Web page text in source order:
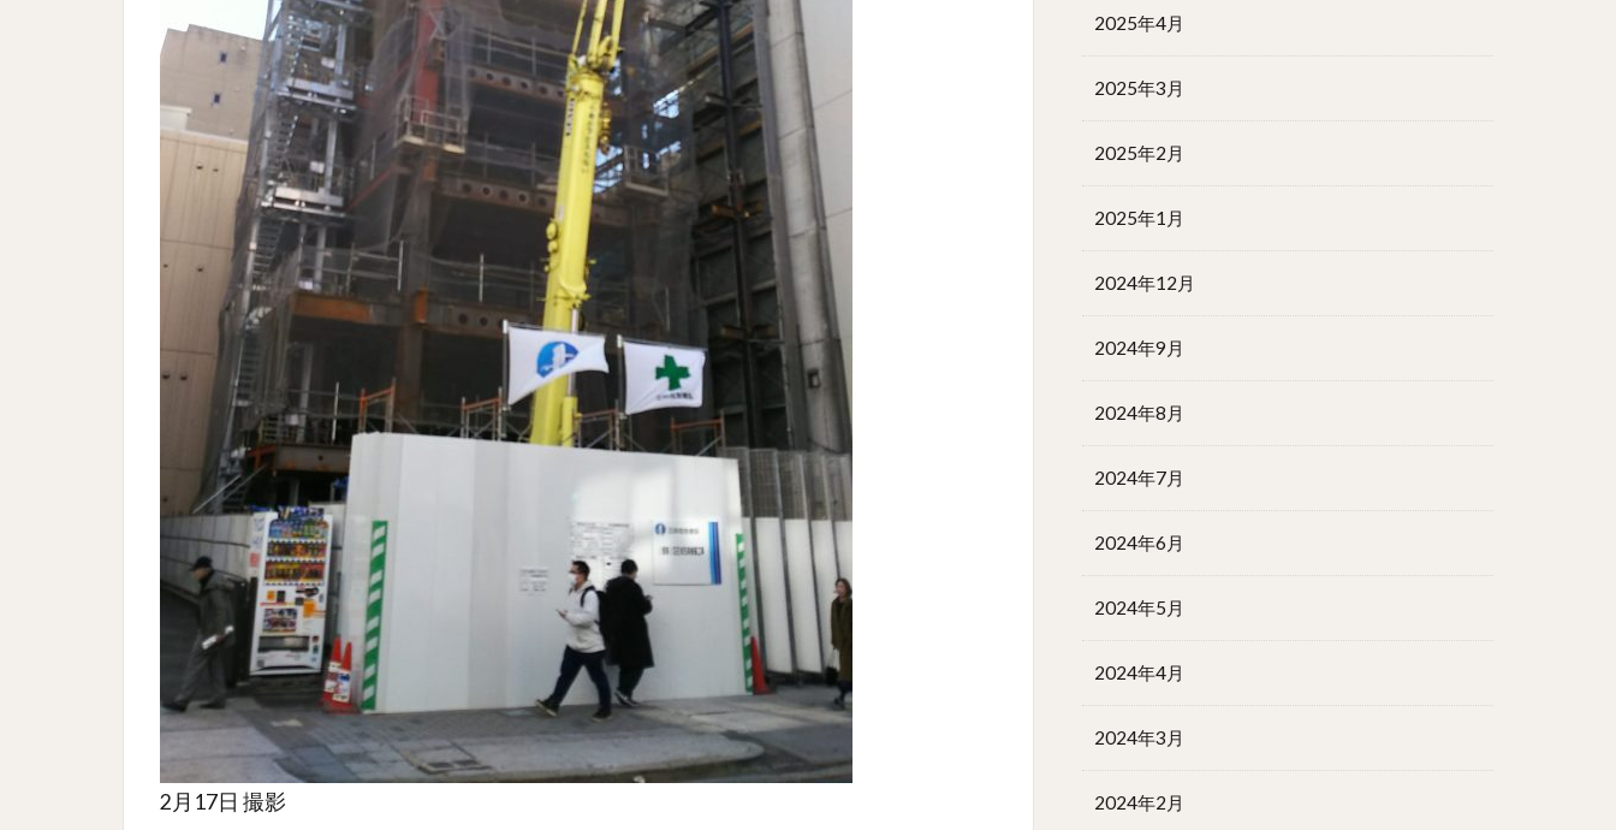
2月17日 撮影
2025年4月
2025年3月
2025年2月
2025年1月
2024年12月
2024年9月
2024年8月
2024年7月
2024年6月
2024年5月
2024年4月
2024年3月
2024年2月